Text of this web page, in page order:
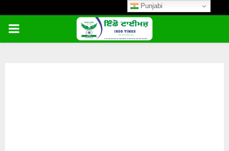
PRIMARY
Punjabi